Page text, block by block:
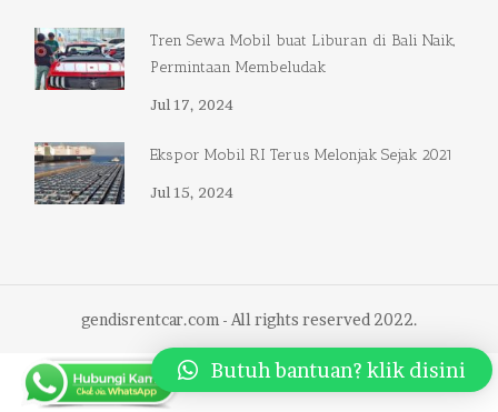
Tren Sewa Mobil buat Liburan di Bali Naik,
Permintaan Membeludak
Jul 17, 2024
Ekspor Mobil RI Terus Melonjak Sejak 2021
Jul 15, 2024
gendisrentcar.com - All rights reserved 2022.
Butuh bantuan? klik disini